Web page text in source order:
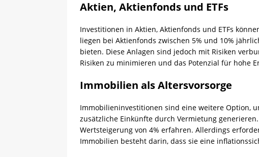
Aktien, Aktienfonds und ETFs
Investitionen in Aktien, Aktienfonds und ETFs
liegen bei Aktienfonds zwischen 5% und 10%
bieten. Diese Anlagen sind jedoch mit Risiken
Risiken zu minimieren und das Potenzial für hohe
Immobilien als Altersvorsorge
Immobilieninvestitionen sind eine weitere Option,
zusätzliche Einkünfte durch Vermietung
Wertsteigerung von 4% erfahren. Allerdings
Immobilien besteht darin, dass sie eine